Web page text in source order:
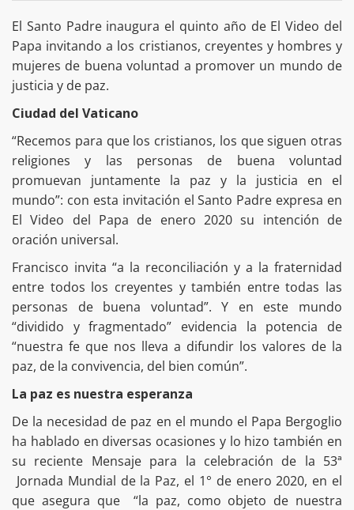
El Santo Padre inaugura el quinto año de El Video del
Papa invitando a los cristianos, creyentes y hombres y
mujeres de buena voluntad a promover un mundo de
justicia y de paz.
Ciudad del Vaticano
“Recemos para que los cristianos, los que siguen otras
religiones y las personas de buena voluntad
promuevan juntamente la paz y la justicia en el
mundo”: con esta invitación el Santo Padre expresa en
El Video del Papa de enero 2020 su intención de
oración universal.
Francisco invita “a la reconciliación y a la fraternidad
entre todos los creyentes y también entre todas las
personas de buena voluntad”. Y en este mundo
“dividido y fragmentado” evidencia la potencia de
“nuestra fe que nos lleva a difundir los valores de la
paz, de la convivencia, del bien común”.
La paz es nuestra esperanza
De la necesidad de paz en el mundo el Papa Bergoglio
ha hablado en diversas ocasiones y lo hizo también en
su reciente Mensaje para la celebración de la 53ª
Jornada Mundial de la Paz, el 1° de enero 2020, en el
que asegura que “la paz, como objeto de nuestra